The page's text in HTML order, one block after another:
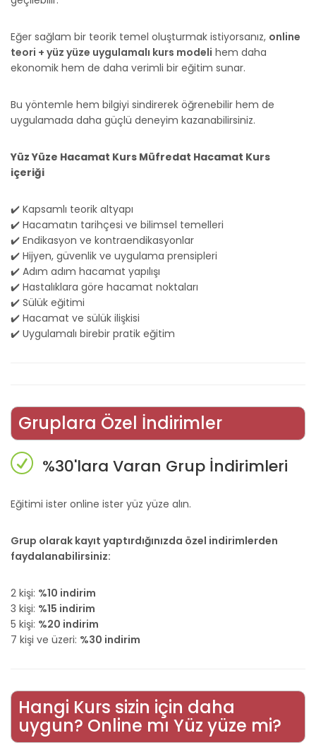
Eğer sağlam bir teorik temel oluşturmak istiyorsanız, online
teori + yüz yüze uygulamalı kurs modeli hem daha
ekonomik hem de daha verimli bir eğitim sunar.
Bu yöntemle hem bilgiyi sindirerek öğrenebilir hem de
uygulamada daha güçlü deneyim kazanabilirsiniz.
Yüz Yüze Hacamat Kurs Müfredat Hacamat Kurs
içeriği
✔️ Kapsamlı teorik altyapı
✔️ Hacamatın tarihçesi ve bilimsel temelleri
✔️ Endikasyon ve kontraendikasyonlar
✔️ Hijyen, güvenlik ve uygulama prensipleri
✔️ Adım adım hacamat yapılışı
✔️ Hastalıklara göre hacamat noktaları
✔️ Sülük eğitimi
✔️ Hacamat ve sülük ilişkisi
✔️ Uygulamalı birebir pratik eğitim
Gruplara Özel İndirimler
%30'lara Varan Grup İndirimleri
Eğitimi ister online ister yüz yüze alın.
Grup olarak kayıt yaptırdığınızda özel indirimlerden
faydalanabilirsiniz:
2 kişi: %10 indirim
3 kişi: %15 indirim
5 kişi: %20 indirim
7 kişi ve üzeri: %30 indirim
Hangi Kurs sizin için daha
uygun? Online mı Yüz yüze mi?